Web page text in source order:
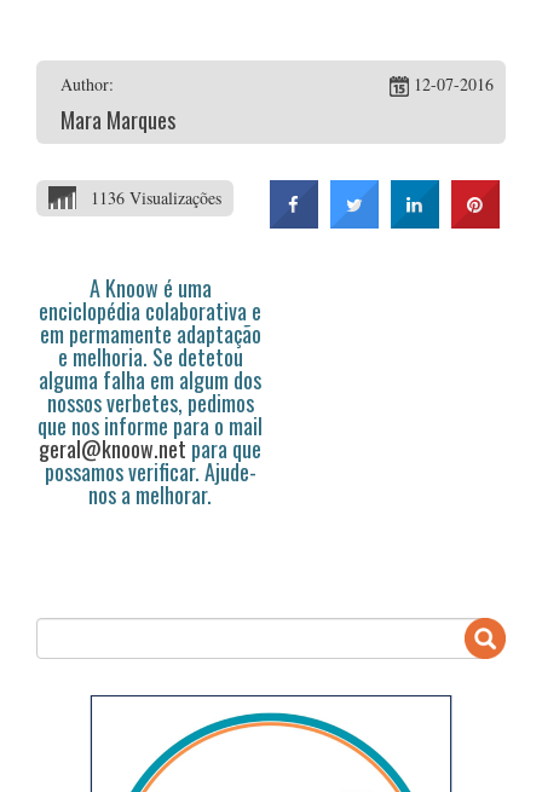
Author:
Mara Marques
12-07-2016
1136 Visualizações
A Knoow é uma
enciclopédia colaborativa e
em permamente adaptação
e melhoria. Se detetou
alguma falha em algum dos
nossos verbetes, pedimos
que nos informe para o mail
geral@knoow.net para que
possamos verificar. Ajude-
nos a melhorar.